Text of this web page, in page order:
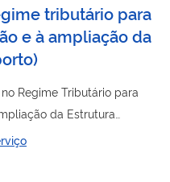
portos, ferrovias e
tributário para
e à ampliação da
)
Regime Tributário para
da Estrutura
IPI, PIS e Cofins sobre as
de máquinas,